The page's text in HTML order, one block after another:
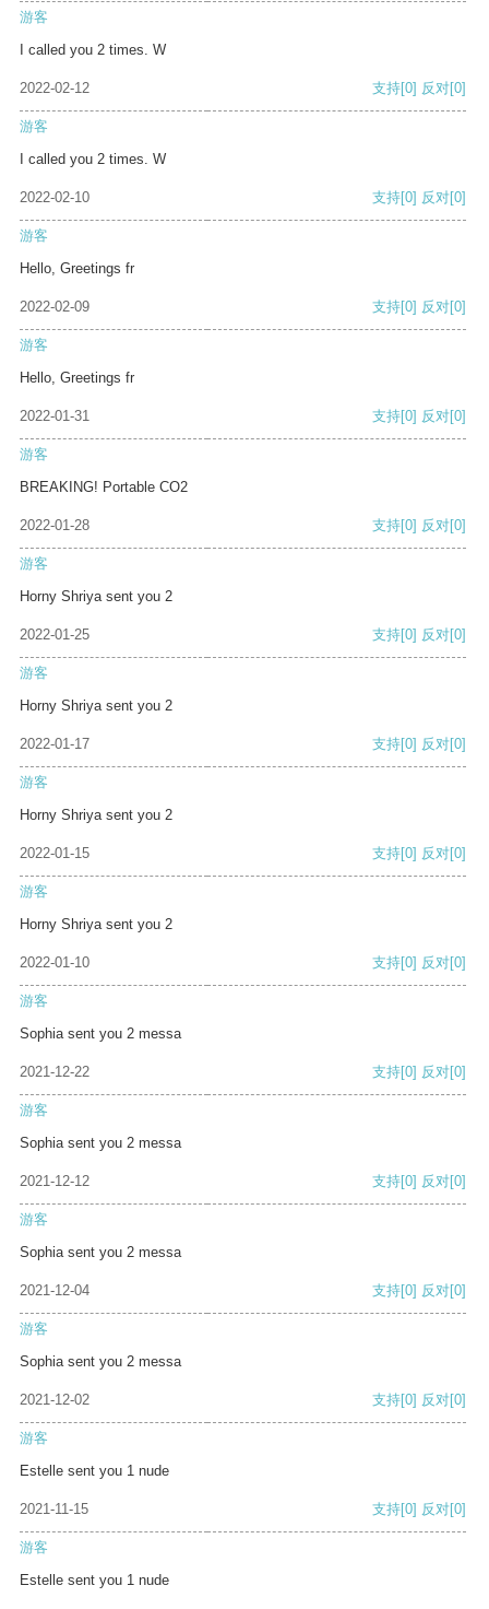
游客
I called you 2 times. W
2022-02-12 支持[0] 反对[0]
游客
I called you 2 times. W
2022-02-10 支持[0] 反对[0]
游客
Hello, Greetings fr
2022-02-09 支持[0] 反对[0]
游客
Hello, Greetings fr
2022-01-31 支持[0] 反对[0]
游客
BREAKING! Portable CO2
2022-01-28 支持[0] 反对[0]
游客
Horny Shriya sent you 2
2022-01-25 支持[0] 反对[0]
游客
Horny Shriya sent you 2
2022-01-17 支持[0] 反对[0]
游客
Horny Shriya sent you 2
2022-01-15 支持[0] 反对[0]
游客
Horny Shriya sent you 2
2022-01-10 支持[0] 反对[0]
游客
Sophia sent you 2 messa
2021-12-22 支持[0] 反对[0]
游客
Sophia sent you 2 messa
2021-12-12 支持[0] 反对[0]
游客
Sophia sent you 2 messa
2021-12-04 支持[0] 反对[0]
游客
Sophia sent you 2 messa
2021-12-02 支持[0] 反对[0]
游客
Estelle sent you 1 nude
2021-11-15 支持[0] 反对[0]
游客
Estelle sent you 1 nude